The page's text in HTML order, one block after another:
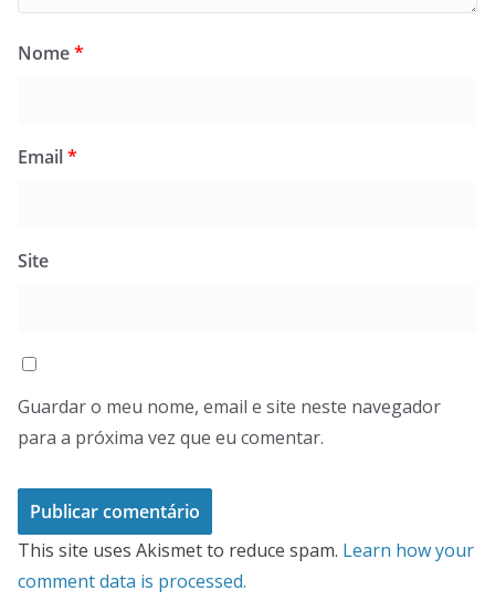
Nome*
Email*
Site
Guardar o meu nome, email e site neste navegador
para a próxima vez que eu comentar.
This site uses Akismet to reduce spam. Learn how your
comment data is processed.